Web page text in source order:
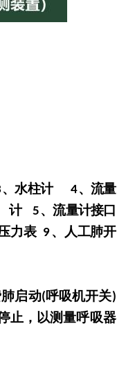
、水柱计 4 、流量
计
5 、流量计接口
力表 9 、人工肺开
启动(呼吸机开关)
止 ，以测量呼吸器